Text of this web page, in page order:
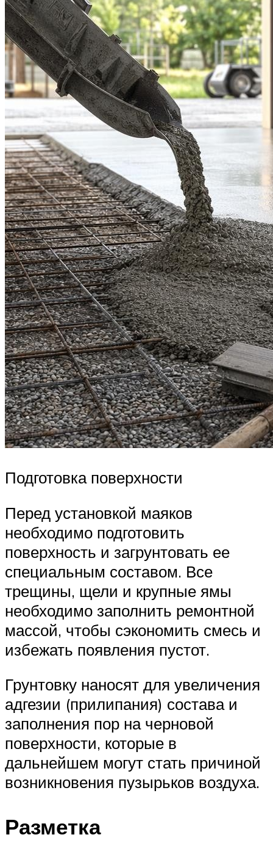
Подготовка поверхности
Перед установкой маяков
необходимо подготовить
поверхность и загрунтовать ее
специальным составом. Все
трещины, щели и крупные ямы
необходимо заполнить ремонтной
массой, чтобы сэкономить смесь и
избежать появления пустот.
Грунтовку наносят для увеличения
адгезии (прилипания) состава и
заполнения пор на черновой
поверхности, которые в
дальнейшем могут стать причиной
возникновения пузырьков воздуха.
Разметка